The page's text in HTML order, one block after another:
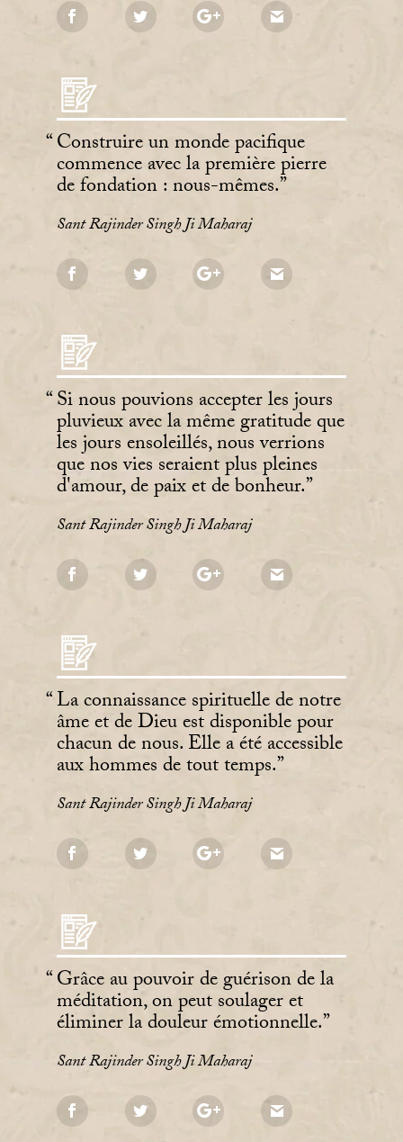
Construire un monde pacifique
commence avec la première pierre
de fondation : nous-mêmes.
Sant Rajinder Singh Ji Maharaj
Si nous pouvions accepter les jours
pluvieux avec la même gratitude que
les jours ensoleillés, nous verrions
que nos vies seraient plus pleines
d'amour, de paix et de bonheur.
Sant Rajinder Singh Ji Maharaj
La connaissance spirituelle de notre
âme et de Dieu est disponible pour
chacun de nous. Elle a été accessible
aux hommes de tout temps.
Sant Rajinder Singh Ji Maharaj
Grâce au pouvoir de guérison de la
méditation, on peut soulager et
éliminer la douleur émotionnelle.
Sant Rajinder Singh Ji Maharaj